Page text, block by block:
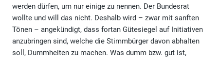
werden dürfen, um nur einige zu nennen. Der Bundesrat
wollte und will das nicht. Deshalb wird – zwar mit sanften
Tönen – angekündigt, dass fortan Gütesiegel auf Initiativen
anzubringen sind, welche die Stimmbürger davon abhalten
soll, Dummheiten zu machen. Was dumm bzw. gut ist,